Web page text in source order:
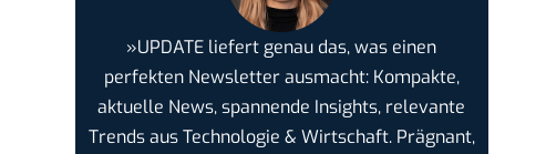
»UPDATE liefert genau das, was einen
perfekten Newsletter ausmacht: Kompakte,
aktuelle News, spannende Insights, relevante
Trends aus Technologie & Wirtschaft. Prägnant,